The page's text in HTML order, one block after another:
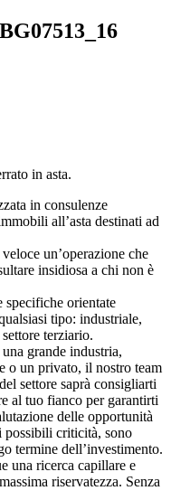
in asta.
in consulenze
all’asta destinati ad
un’operazione che
insidiosa a chi non è
specifiche orientate
tipo: industriale,
terziario.
grande industria,
o un privato, il nostro team
settore saprà consigliarti
al tuo fianco per garantirti
delle opportunità
possibili criticità, sono
termine dell’investimento.
una ricerca capillare e
riservatezza. Senza